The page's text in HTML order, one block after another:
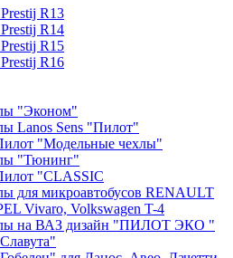
R13
R14
R15
R16
"Эконом"
Lanos Sens "Пилот"
"Модельные чехлы"
"Тюнинг"
"CLASSIC
для микроавтобусов RENAULT
Vivaro, Volkswagen T-4
на ВАЗ дизайн "ПИЛОТ ЭКО "